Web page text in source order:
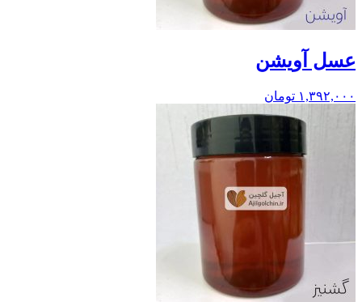
عسل آویشن
۱,۳۹۲,۰۰۰ تومان